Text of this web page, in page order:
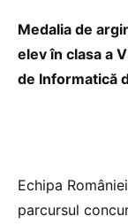
Medalia de
elev în clasa a
de Informatică
Echipa
parcursul